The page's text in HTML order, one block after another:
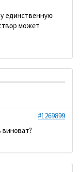
единственную
может
#1269899